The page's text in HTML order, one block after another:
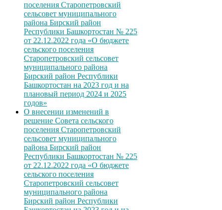
поселения Старопетровский
сельсовет муниципального
района Бирский район
Республики Башкортостан № 225
от 22.12.2022 года «О бюджете
сельского поселения
Старопетровский сельсовет
муниципального района
Бирский район Республики
Башкортостан на 2023 год и на
плановый период 2024 и 2025
годов»
О внесении изменений в
решение Совета сельского
поселения Старопетровский
сельсовет муниципального
района Бирский район
Республики Башкортостан № 225
от 22.12.2022 года «О бюджете
сельского поселения
Старопетровский сельсовет
муниципального района
Бирский район Республики